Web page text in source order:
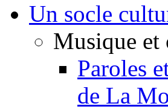
Un socle
Musique et
Paroles
de La